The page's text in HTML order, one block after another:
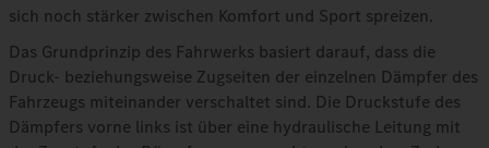
sich noch stärker zwischen Komfort und Sport spreizen.
Das Grundprinzip des Fahrwerks basiert darauf, dass die
Druck- beziehungsweise Zugseiten der einzelnen Dämpfer des
Fahrzeugs miteinander verschaltet sind. Die Druckstufe des
Dämpfers vorne links ist über eine hydraulische Leitung mit